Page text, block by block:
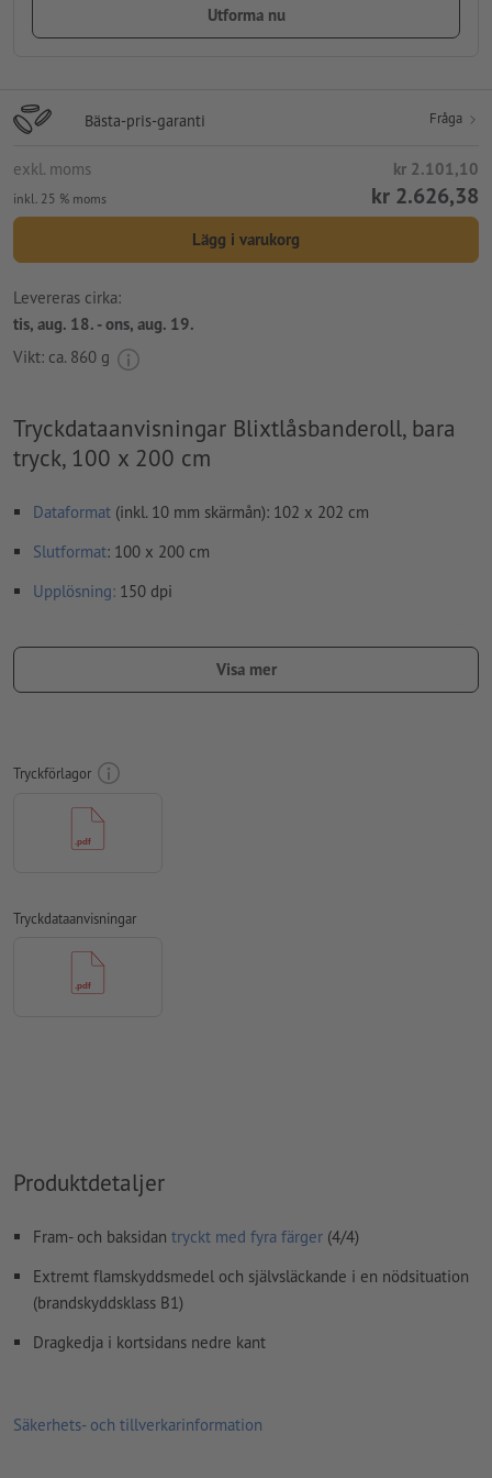
Utforma nu
Bästa-pris-garanti Fråga
exkl. moms kr 2.101,10
inkl. 25 % moms kr 2.626,38
Lägg i varukorg
Levereras cirka:
tis, aug. 18. - ons, aug. 19.
Vikt: ca. 860 g
Tryckdataanvisningar Blixtlåsbanderoll, bara
tryck, 100 x 200 cm
Dataformat (inkl. 10 mm skärmån): 102 x 202 cm
Slutformat: 100 x 200 cm
Upplösning: 150 dpi
teckensnittmåste våra fullständigt inbäddade eller
färgläge:
CMYK, FOGRA51 (PSO Coated v3) för bestruket papper
stavfel och sättningsfel
övertrycksinställningar
Innehåll frånformulärfält
Hur skapar jag utskriftsdata korrekt?
Visa mer
Tryckförlagor
Tryckdataanvisningar
Produktdetaljer
Fram- och baksidan tryckt med fyra färger (4/4)
Extremt flamskyddsmedel och självsläckande i en nödsituation
(brandskyddsklass B1)
Dragkedja i kortsidans nedre kant
Säkerhets- och tillverkarinformation